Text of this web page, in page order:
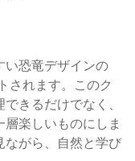
い恐竜デザインの
されます。このク
きるだけでなく、
楽しいものにしま
ながら、自然と学び